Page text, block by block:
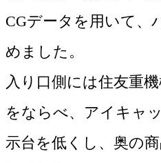
CGデータを用いて、
めました。
入り口側には住友重
をならべ、アイキャ
示台を低くし、奥の